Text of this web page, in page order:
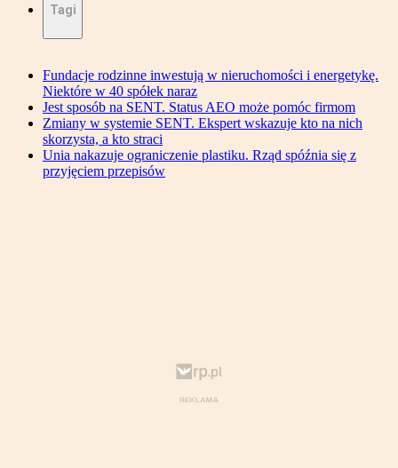
Tagi
Fundacje rodzinne inwestują w nieruchomości i energetykę.
Niektóre w 40 spółek naraz
Jest sposób na SENT. Status AEO może pomóc firmom
Zmiany w systemie SENT. Ekspert wskazuje kto na nich
skorzysta, a kto straci
Unia nakazuje ograniczenie plastiku. Rząd spóźnia się z
przyjęciem przepisów